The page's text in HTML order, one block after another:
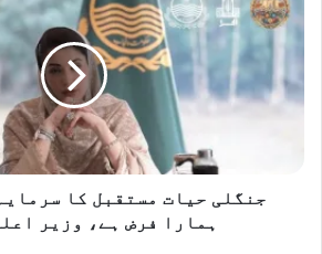
حیات
مستقبل
سرمایہ،
ان
جنگلی حیات مستقبل کا
ہمارا فرض ہے، وزیر